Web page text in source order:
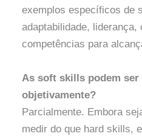
exemplos específicos de
adaptabilidade, liderança,
competências para
As soft skills podem ser
objetivamente?
Parcialmente. Embora
medir do que hard skills,